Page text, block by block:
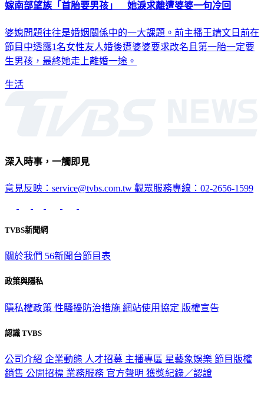
嫁南部望族「首胎要男孩」 她淚求離遭婆婆一句冷回
婆媳問題往往是婚姻關係中的一大課題。前主播王靖文日前在
節目中透露1名女性友人婚後遭婆婆要求改名且第一胎一定要
生男孩，最終她走上離婚一途。
生活
深入時事，一觸即見
意見反映：service@tvbs.com.tw 觀眾服務專線：02-2656-1599
TVBS新聞網
關於我們 56新聞台節目表
政策與隱私
隱私權政策 性騷擾防治措施 網站使用協定 版權宣告
認識 TVBS
公司介紹 企業動態 人才招募 主播專區 星藝象娛樂 節目版權
銷售 公開招標 業務服務 官方聲明 獲獎紀錄／認證